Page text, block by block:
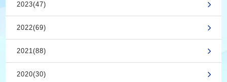
2023(47)
2022(69)
2021(88)
2020(30)